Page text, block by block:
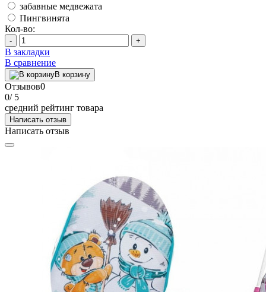
забавные медвежата
Пингвинята
Кол-во:
- +
В закладки
В сравнение
В корзину
Отзывов0
0/ 5
средний рейтинг товара
Написать отзыв
Написать отзыв